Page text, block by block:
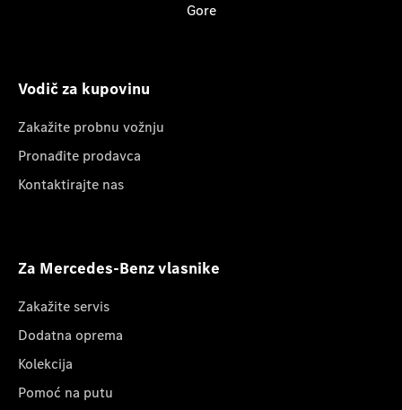
Gore
Vodič za kupovinu
Zakažite probnu vožnju
Pronađite prodavca
Kontaktirajte nas
Za Mercedes-Benz vlasnike
Zakažite servis
Dodatna oprema
Kolekcija
Pomoć na putu